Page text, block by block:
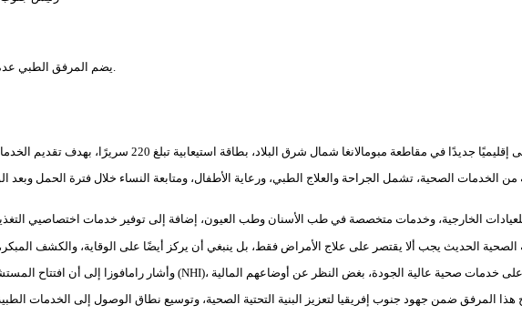
الصحية، تشمل الجراحة والعلاج الطبي، ورعاية الأطفال، ومتابعة النساء خلال فترة الحمل وبعد